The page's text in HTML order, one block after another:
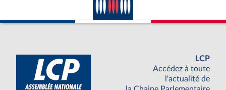
LCP
Accédez à toute
l'actualité de